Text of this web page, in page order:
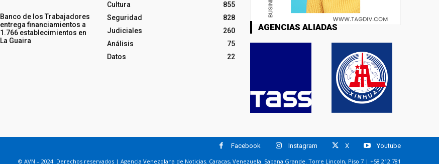
Banco de los Trabajadores
entrega financiamientos a
1.766 establecimientos en
La Guaira
Cultura
855
Seguridad
828
Judiciales
260
Análisis
75
Datos
22
AGENCIAS ALIADAS
Facebook Instagram X Youtube
© AVN – 2024. Derechos reservados | Agencia Venezolana de Noticias. Caracas, Venezuela. Sabana Grande. Torre Lincoln, Piso 7 | +58 212 781